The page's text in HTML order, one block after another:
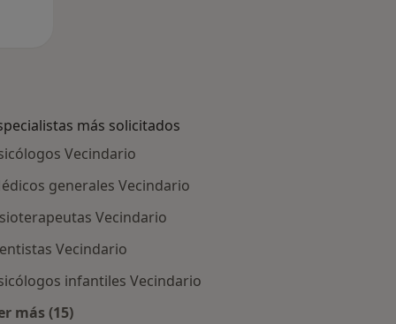
más solicitados
Vecindario
generales Vecindario
Vecindario
Vecindario
infantiles Vecindario
más (15)